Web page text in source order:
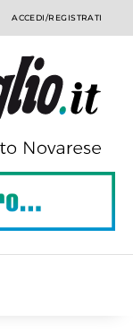
ACCEDI/REGISTRATI